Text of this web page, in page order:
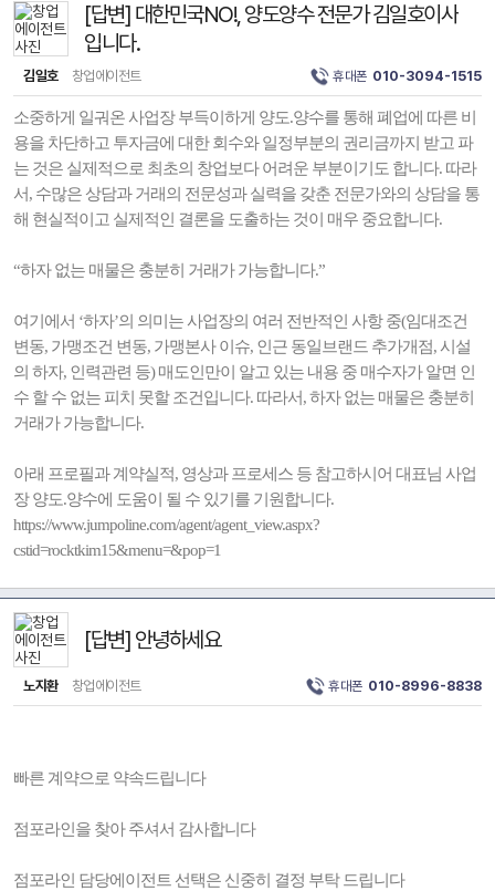
[답변] 대한민국NO!, 양도양수 전문가 김일호이사
입니다.
김일호 창업에이전트 휴대폰 010-3094-1515
소중하게 일궈온 사업장 부득이하게 양도.양수를 통해 폐업에 따른 비
용을 차단하고 투자금에 대한 회수와 일정부분의 권리금까지 받고 파
는 것은 실제적으로 최초의 창업보다 어려운 부분이기도 합니다. 따라
서, 수많은 상담과 거래의 전문성과 실력을 갖춘 전문가와의 상담을 통
해 현실적이고 실제적인 결론을 도출하는 것이 매우 중요합니다.
“하자 없는 매물은 충분히 거래가 가능합니다.”
여기에서 ‘하자’의 의미는 사업장의 여러 전반적인 사항 중(임대조건
변동, 가맹조건 변동, 가맹본사 이슈, 인근 동일브랜드 추가개점, 시설
의 하자, 인력관련 등) 매도인만이 알고 있는 내용 중 매수자가 알면 인
수 할 수 없는 피치 못할 조건입니다. 따라서, 하자 없는 매물은 충분히
거래가 가능합니다.
아래 프로필과 계약실적, 영상과 프로세스 등 참고하시어 대표님 사업
장 양도.양수에 도움이 될 수 있기를 기원합니다.
https://www.jumpoline.com/agent/agent_view.aspx?
cstid=rocktkim15&menu=&pop=1
[답변] 안녕하세요
노지환 창업에이전트 휴대폰 010-8996-8838
빠른 계약으로 약속드립니다
점포라인을 찾아 주셔서 감사합니다
점포라인 담당에이전트 선택은 신중히 결정 부탁 드립니다